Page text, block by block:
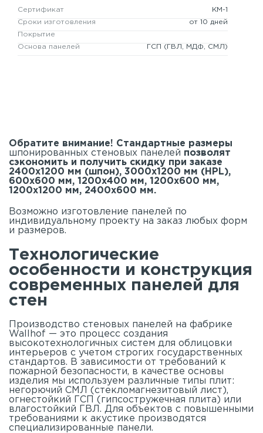
Сертификат
КМ-1
Сроки изготовления
от 10 дней
Покрытие
Основа панелей
ГСП (ГВЛ, МДФ, СМЛ)
Обратите внимание! Стандартные размеры
шпонированных стеновых панелей позволят
сэкономить и получить скидку при заказе
2400х1200 мм (шпон), 3000х1200 мм (HPL),
600х600 мм, 1200х400 мм, 1200х600 мм,
1200х1200 мм, 2400х600 мм.
Возможно изготовление панелей по
индивидуальному проекту на заказ любых форм
и размеров.
Технологические
особенности и конструкция
современных панелей для
стен
Производство стеновых панелей на фабрике
Wallhof — это процесс создания
высокотехнологичных систем для облицовки
интерьеров с учетом строгих государственных
стандартов. В зависимости от требований к
пожарной безопасности, в качестве основы
изделия мы используем различные типы плит:
негорючий СМЛ (стекломагнезитовый лист),
огнестойкий ГСП (гипсостружечная плита) или
влагостойкий ГВЛ. Для объектов с повышенными
требованиями к акустике производятся
специализированные панели.